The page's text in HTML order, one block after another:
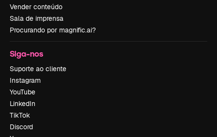
Vender conteúdo
Sala de imprensa
Procurando por magnific.ai?
Siga-nos
Suporte ao cliente
Instagram
YouTube
LinkedIn
TikTok
Discord